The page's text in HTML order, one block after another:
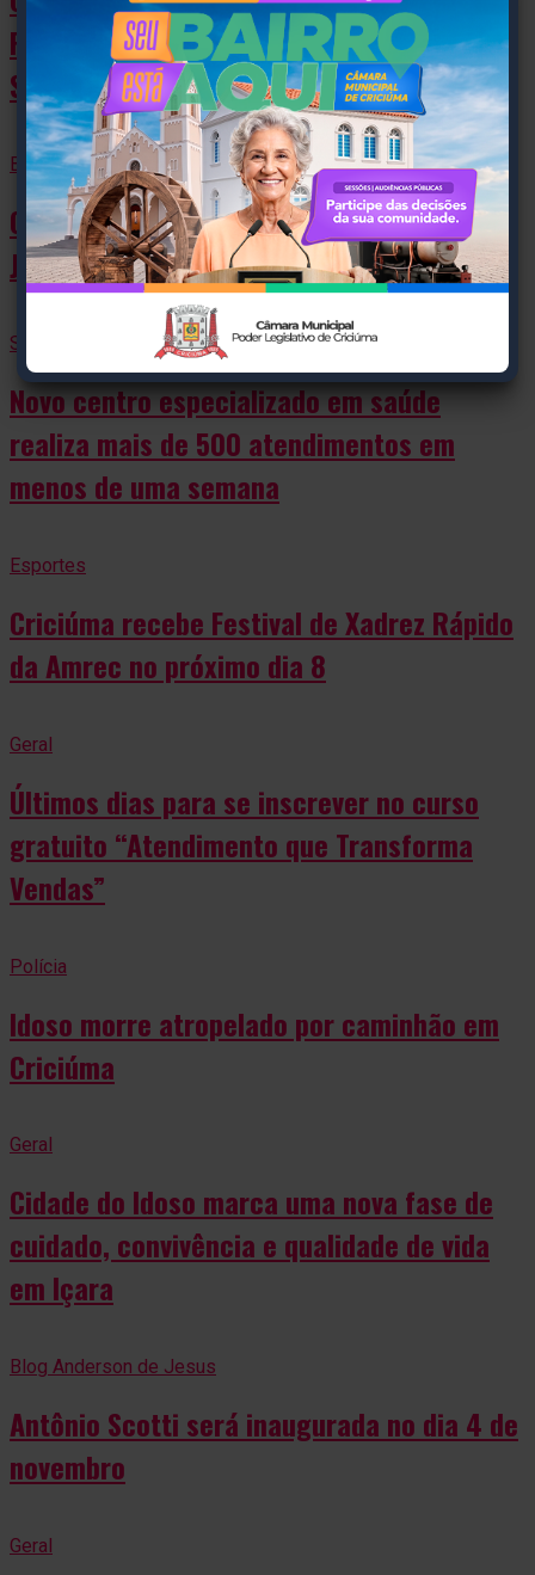
Rodrigues como candidato ao Governo de
SC
Blog Anderson de Jesus
Com arena lotada PL e aliados confirmam
Jorginho na disputa pela reeleição
Saúde
Novo centro especializado em saúde
realiza mais de 500 atendimentos em
menos de uma semana
Esportes
Criciúma recebe Festival de Xadrez Rápido
da Amrec no próximo dia 8
Geral
Últimos dias para se inscrever no curso
gratuito “Atendimento que Transforma
Vendas”
Polícia
Idoso morre atropelado por caminhão em
Criciúma
Geral
Cidade do Idoso marca uma nova fase de
cuidado, convivência e qualidade de vida
em Içara
Blog Anderson de Jesus
Antônio Scotti será inaugurada no dia 4 de
novembro
Geral